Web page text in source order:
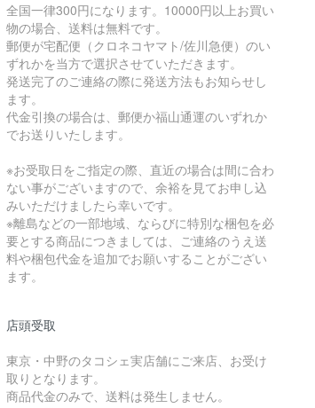
全国一律300円になります。10000円以上お買い
物の場合、送料は無料です。
郵便が宅配便（クロネコヤマト/佐川急便）のい
ずれかを当方で選択させていただきます。
発送完了のご連絡の際に発送方法もお知らせし
ます。
代金引換の場合は、郵便か福山通運のいずれか
でお送りいたします。
※お受取日をご指定の際、直近の場合は間に合わ
ない事がございますので、余裕を見てお申し込
みいただけましたら幸いです。
※離島などの一部地域、ならびに特別な梱包を必
要とする商品につきましては、ご連絡のうえ送
料や梱包代金を追加でお願いすることがござい
ます。
店頭受取
東京・中野のタコシェ実店舗にご来店、お受け
取りとなります。
商品代金のみで、送料は発生しません。